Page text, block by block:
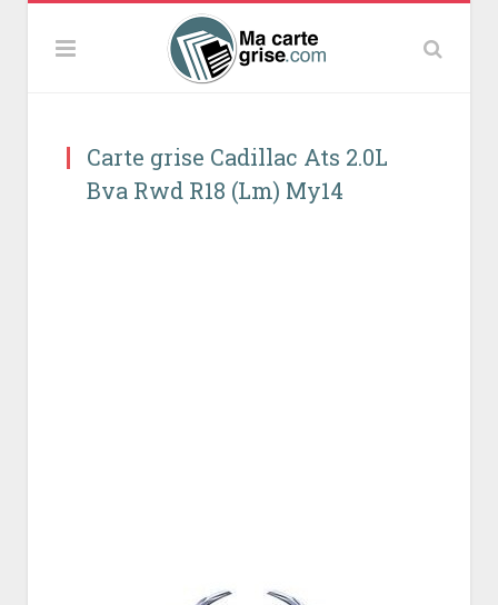
Carte grise Cadillac Ats 2.0L
Bva Rwd R18 (Lm) My14